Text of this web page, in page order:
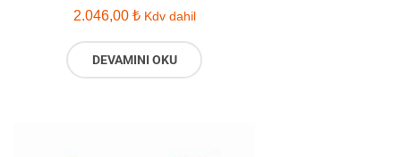
2.046,00 ₺ Kdv dahil
DEVAMINI OKU